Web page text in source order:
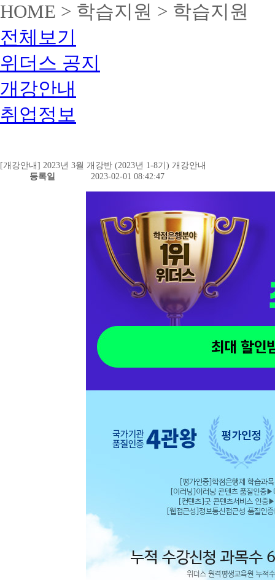
HOME > 학습지원 > 학습지원
전체보기
위더스 공지
개강안내
취업정보
[개강안내] 2023년 3월 개강반 (2023년 1-8기) 개강안내
등록일
2023-02-01 08:42:47